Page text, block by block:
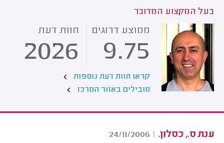
בעל המקצוע המדובר
ממוצע דרוגים
9.75
חוות דעת
2026
קראו חוות דעת נוספות
מובילים באזור המרכז
ענת ס., כסלון. |
24/11/2006